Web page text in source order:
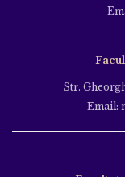
Str.
Email: